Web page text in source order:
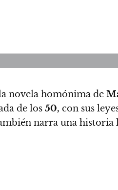
novela homónima de
de los 50, con sus
narra una